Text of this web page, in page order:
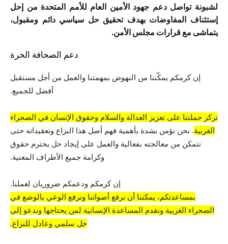
لشبونة تواصل دعم جهود الأمين العام للأمم المتحدة من إحل
إستئناف المفاوضات بهدف تحقيق حل سياسي دائم ومقبول،
يتماشى مع قرارات مجلس الأمن.
دعم الصحافة الحرة
إن كرمكم يمكّننا من النهوض بمهمتنا والعمل من أجل مستقبل
أفضل للجميع.
تركز حملتنا على تعزيز العدالة والسلام وحقوق الإنسان في الصحراء
الغربية. نحن نؤمن بشدة بأهمية فهم أصل هذا النزاع وتعقيداته حتى
نتمكن من معالجته بفعالية والعمل على إيجاد حل يحترم حقوق
وكرامة جميع الأطراف المعنية.
إن كرمكم ودعمكم ضروريان لعملنا.
بمساعدتكم، يمكننا أن نرفع أصواتنا ونرفع الوعي بالوضع في
الصحراء الغربية ونقدم المساعدة الإنسانية لمن يحتاجها وندعو إلى
حل سلمي وعادل للنزاع.